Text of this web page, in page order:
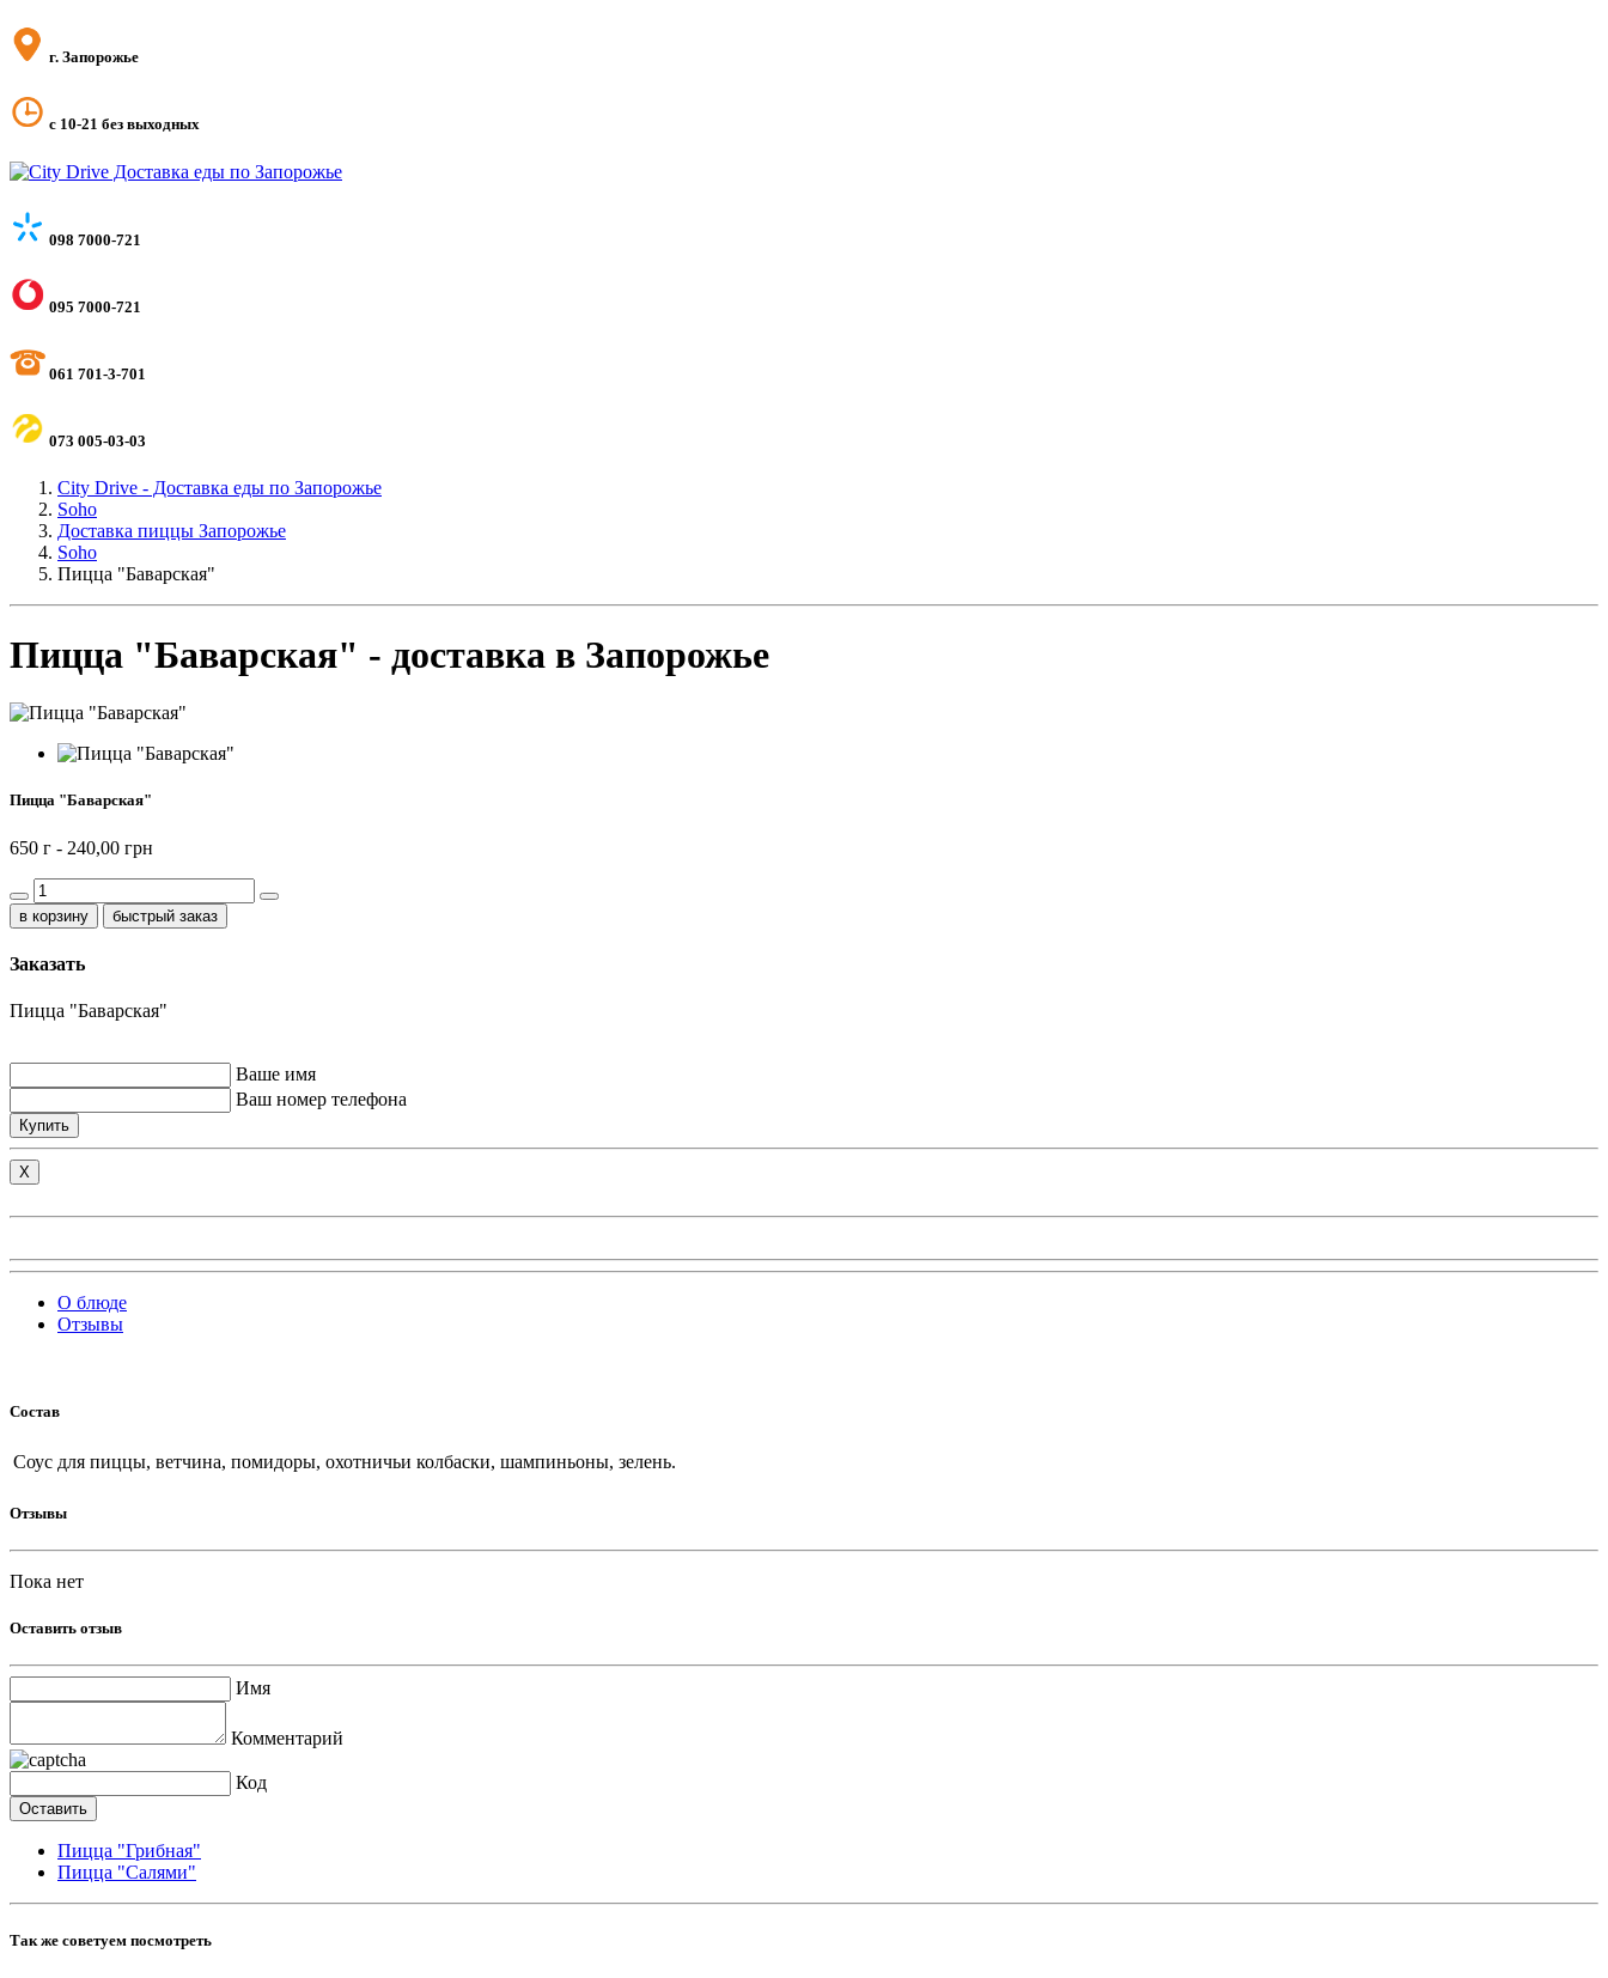
г. Запорожье
с 10-21 без выходных
098 7000-721
095 7000-721
061 701-3-701
073 005-03-03
City Drive - Доставка еды по Запорожье
Soho
Доставка пиццы Запорожье
Soho
Пицца "Баварская"
Пицца "Баварская" - доставка в Запорожье
Пицца "Баварская"
650 г - 240,00 грн
быстрый заказ
Заказать
Пицца "Баварская"
Ваше имя
Ваш номер телефона
Купить
X
О блюде
Отзывы
Состав
Соус для пиццы, ветчина, помидоры, охотничьи колбаски, шампиньоны, зелень.
Отзывы
Пока нет
Оставить отзыв
Имя
Комментарий
Код
Пицца "Грибная"
Пицца "Салями"
Так же советуем посмотреть